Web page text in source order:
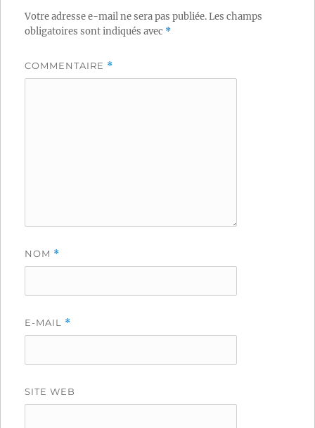
Votre adresse e-mail ne sera pas publiée.Les champs
obligatoires sont indiqués avec *
COMMENTAIRE *
NOM *
E-MAIL *
SITE WEB